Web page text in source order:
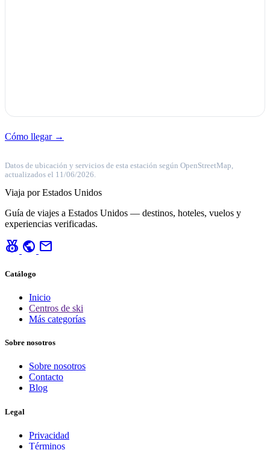
Cómo llegar →
Datos de ubicación y servicios de esta estación según OpenStreetMap,
actualizados el 11/06/2026.
Viaja por Estados Unidos
Guía de viajes a Estados Unidos — destinos, hoteles, vuelos y
experiencias verificadas.
social_leaderboard public mail
Catálogo
Inicio
Centros de ski
Más categorías
Sobre nosotros
Sobre nosotros
Contacto
Blog
Legal
Privacidad
Términos